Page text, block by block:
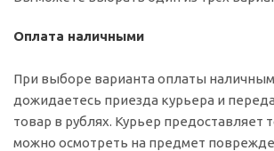
Оплата наличными
При выборе варианта оплаты
дожидаетесь приезда курьера и
товар в рублях. Курьер предоставляет
можно осмотреть на предмет